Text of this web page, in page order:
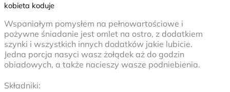
kobieta koduje
Wspaniałym pomysłem na pełnowartościowe i
pożywne śniadanie jest omlet na ostro, z dodatkiem
szynki i wszystkich innych dodatków jakie lubicie.
Jedna porcja nasyci wasz żołądek aż do godzin
obiadowych, a także nacieszy wasze podniebienia.
Składniki: